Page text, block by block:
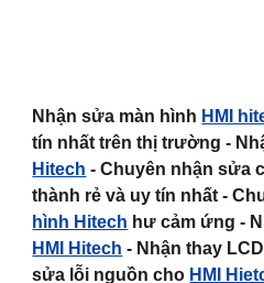
Nhận sửa màn hình HMI
tín nhất trên thị trường -
Hitech - Chuyên nhận sửa
thành rẻ và uy tín nhất -
hình Hitech hư cảm ứng -
HMI Hitech - Nhận thay
sửa lỗi nguồn cho HMI